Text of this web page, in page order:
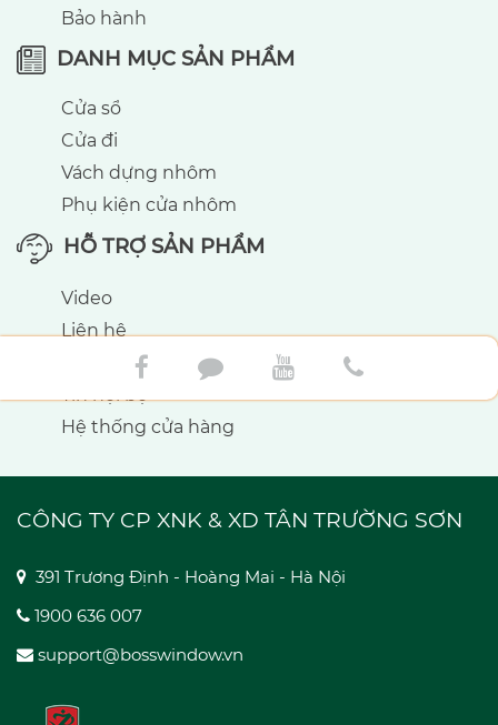
Bảo hành
DANH MỤC SẢN PHẨM
Cửa sổ
Cửa đi
Vách dựng nhôm
Phụ kiện cửa nhôm
HỖ TRỢ SẢN PHẨM
Video
Liên hệ
Trung tâm bảo hành
Hệ thống cửa hàng
CÔNG TY CP XNK & XD TÂN TRƯỜNG SƠN
391 Trương Định - Hoàng Mai - Hà Nội
1900 636 007
support@bosswindow.vn